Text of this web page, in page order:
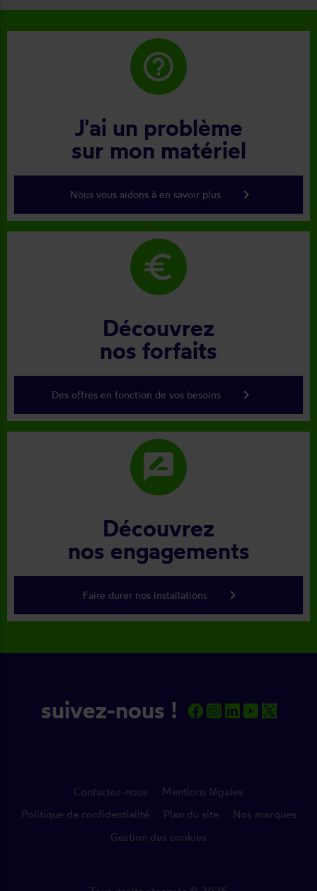
help_outline
J'ai un problème
sur mon matériel
Nous vous aidons à en savoir plus keyboard_arrow_right
euro
Découvrez
nos forfaits
Des offres en fonction de vos besoins keyboard_arrow_right
rate_review
Découvrez
nos engagements
Faire durer nos installations keyboard_arrow_right
suivez-nous !
Contactez-nous
Mentions légales
Politique de confidentialité
Plan du site
Nos marques
Gestion des cookies